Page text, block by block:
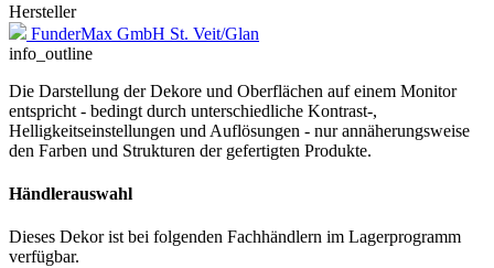
Hersteller
FunderMax GmbH St. Veit/Glan
info_outline
Die Darstellung der Dekore und Oberflächen auf einem Monitor
entspricht - bedingt durch unterschiedliche Kontrast-,
Helligkeitseinstellungen und Auflösungen - nur annäherungsweise
den Farben und Strukturen der gefertigten Produkte.
Händlerauswahl
Dieses Dekor ist bei folgenden Fachhändlern im Lagerprogramm
verfügbar.